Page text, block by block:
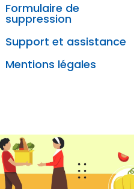
Formulaire de
suppression
Support et assistance
Mentions légales